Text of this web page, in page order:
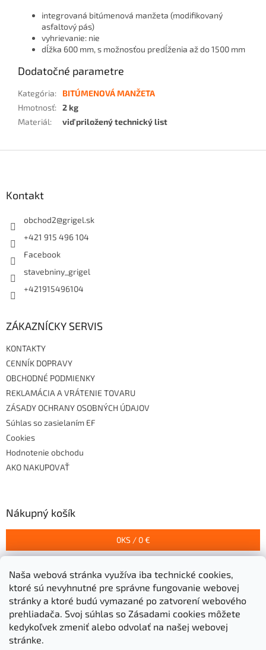
Naša webová stránka využíva iba technické cookies,
ktoré sú nevyhnutné pre správne fungovanie webovej
stránky a ktoré budú vymazané po zatvorení webového
prehliadača. Svoj súhlas so Zásadami cookies môžete
kedykoľvek zmeniť alebo odvolať na našej webovej
stránke.
integrovaná bitúmenová manžeta (modifikovaný
asfaltový pás)
vyhrievanie: nie
dĺžka 600 mm, s možnosťou predĺženia až do 1500 mm
Dodatočné parametre
Kategória:
BITÚMENOVÁ MANŽETA
Hmotnosť: 2 kg
Materiál: viď priložený technický list
Kontakt
obchod2@grigel.sk
+421 915 496 104
Facebook
stavebniny_grigel
+421915496104
ZÁKAZNÍCKY SERVIS
KONTAKTY
CENNÍK DOPRAVY
OBCHODNÉ PODMIENKY
REKLAMÁCIA A VRÁTENIE TOVARU
ZÁSADY OCHRANY OSOBNÝCH ÚDAJOV
Súhlas so zasielaním EF
Cookies
Hodnotenie obchodu
AKO NAKUPOVAŤ
Nákupný košík
0KS / 0 €
Prijímame online platby